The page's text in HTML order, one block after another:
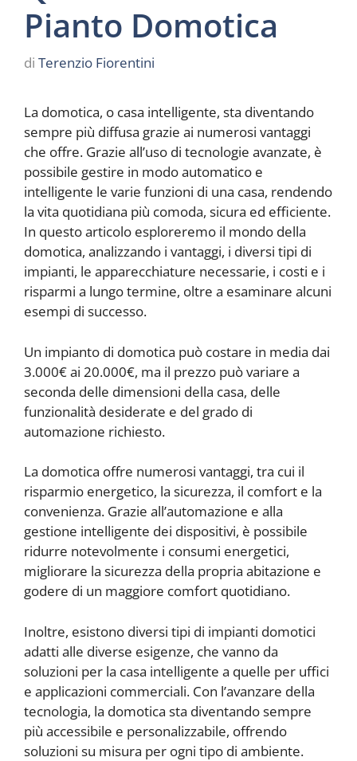
Pianto Domotica
di Terenzio Fiorentini
La domotica, o casa intelligente, sta diventando
sempre più diffusa grazie ai numerosi vantaggi
che offre. Grazie all’uso di tecnologie avanzate, è
possibile gestire in modo automatico e
intelligente le varie funzioni di una casa, rendendo
la vita quotidiana più comoda, sicura ed efficiente.
In questo articolo esploreremo il mondo della
domotica, analizzando i vantaggi, i diversi tipi di
impianti, le apparecchiature necessarie, i costi e i
risparmi a lungo termine, oltre a esaminare alcuni
esempi di successo.
Un impianto di domotica può costare in media dai
3.000€ ai 20.000€, ma il prezzo può variare a
seconda delle dimensioni della casa, delle
funzionalità desiderate e del grado di
automazione richiesto.
La domotica offre numerosi vantaggi, tra cui il
risparmio energetico, la sicurezza, il comfort e la
convenienza. Grazie all’automazione e alla
gestione intelligente dei dispositivi, è possibile
ridurre notevolmente i consumi energetici,
migliorare la sicurezza della propria abitazione e
godere di un maggiore comfort quotidiano.
Inoltre, esistono diversi tipi di impianti domotici
adatti alle diverse esigenze, che vanno da
soluzioni per la casa intelligente a quelle per uffici
e applicazioni commerciali. Con l’avanzare della
tecnologia, la domotica sta diventando sempre
più accessibile e personalizzabile, offrendo
soluzioni su misura per ogni tipo di ambiente.